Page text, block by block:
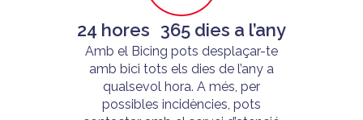
24 hores 365 dies a l’any
Amb el Bicing pots desplaçar-te
amb bici tots els dies de l’any a
qualsevol hora. A més, per
possibles incidències, pots